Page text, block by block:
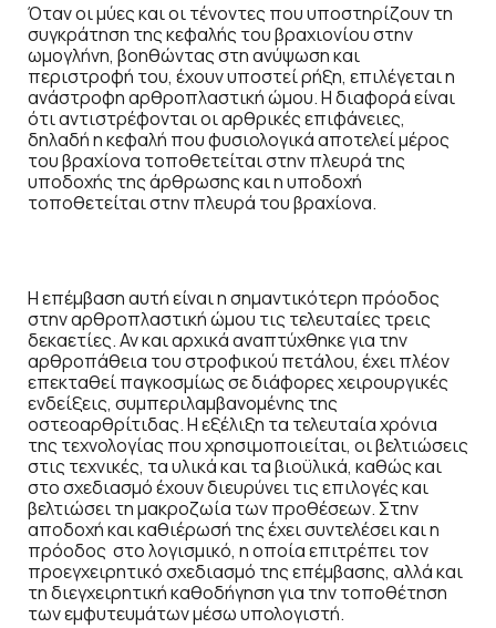
Όταν οι μύες και οι τένοντες που υποστηρίζουν τη
συγκράτηση της κεφαλής του βραχιονίου στην
ωμογλήνη, βοηθώντας στη ανύψωση και
περιστροφή του, έχουν υποστεί ρήξη, επιλέγεται η
ανάστροφη αρθροπλαστική ώμου. Η διαφορά είναι
ότι αντιστρέφονται οι αρθρικές επιφάνειες,
δηλαδή η κεφαλή που φυσιολογικά αποτελεί μέρος
του βραχίονα τοποθετείται στην πλευρά της
υποδοχής της άρθρωσης και η υποδοχή
τοποθετείται στην πλευρά του βραχίονα.
Η επέμβαση αυτή είναι η σημαντικότερη πρόοδος
στην αρθροπλαστική ώμου τις τελευταίες τρεις
δεκαετίες. Αν και αρχικά αναπτύχθηκε για την
αρθροπάθεια του στροφικού πετάλου, έχει πλέον
επεκταθεί παγκοσμίως σε διάφορες χειρουργικές
ενδείξεις, συμπεριλαμβανομένης της
οστεοαρθρίτιδας. Η εξέλιξη τα τελευταία χρόνια
της τεχνολογίας που χρησιμοποιείται, οι βελτιώσεις
στις τεχνικές, τα υλικά και τα βιοϋλικά, καθώς και
στο σχεδιασμό έχουν διευρύνει τις επιλογές και
βελτιώσει τη μακροζωία των προθέσεων. Στην
αποδοχή και καθιέρωσή της έχει συντελέσει και η
πρόοδος στο λογισμικό, η οποία επιτρέπει τον
προεγχειρητικό σχεδιασμό της επέμβασης, αλλά και
τη διεγχειρητική καθοδήγηση για την τοποθέτηση
των εμφυτευμάτων μέσω υπολογιστή.